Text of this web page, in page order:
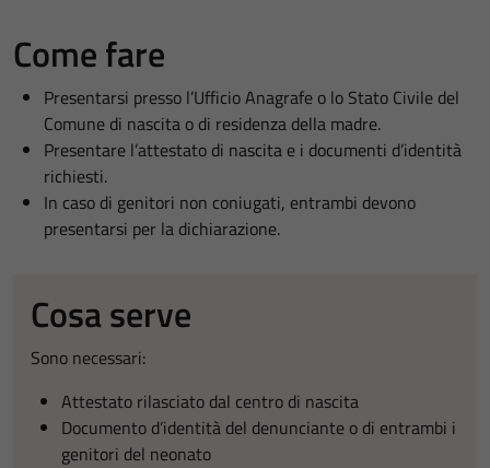
Come fare
Presentarsi presso l’Ufficio Anagrafe o lo Stato Civile del
Comune di nascita o di residenza della madre.
Presentare l’attestato di nascita e i documenti d’identità
richiesti.
In caso di genitori non coniugati, entrambi devono
presentarsi per la dichiarazione.
Cosa serve
Sono necessari:
Attestato rilasciato dal centro di nascita
Documento d’identità del denunciante o di entrambi i
genitori del neonato